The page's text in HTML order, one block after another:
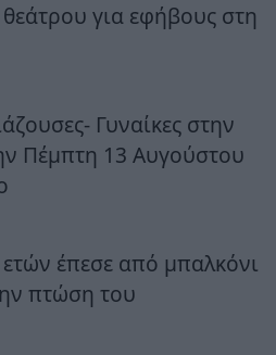
για εφήβους στη
Γυναίκες στην
Πέμπτη 13 Αυγούστου
έπεσε από μπαλκόνι
πτώση του